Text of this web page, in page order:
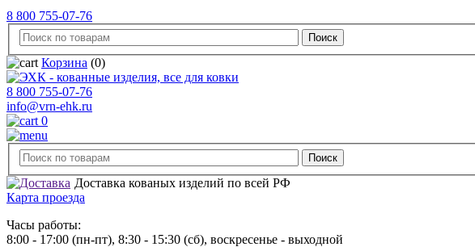
8 800 755-07-76
Корзина (0)
8 800 755-07-76
info@vrn-ehk.ru
0
Доставка кованых изделий по всей РФ
Карта проезда
Часы работы:
8:00 - 17:00 (пн-пт), 8:30 - 15:30 (сб), воскресенье - выходной